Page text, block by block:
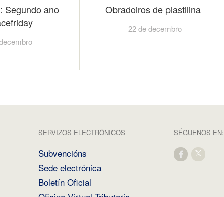
Segundo ano
Obradoiros de plastilina
22 de decembro
SERVIZOS ELECTRÓNICOS
Subvencións
Sede electrónica
Boletín Oficial
SÉGUENOS EN: